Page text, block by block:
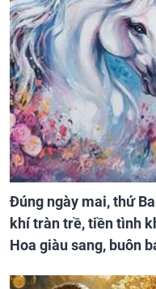
Đúng ngày mai, thứ
khí tràn trề, tiền tình
Hoa giàu sang, buôn